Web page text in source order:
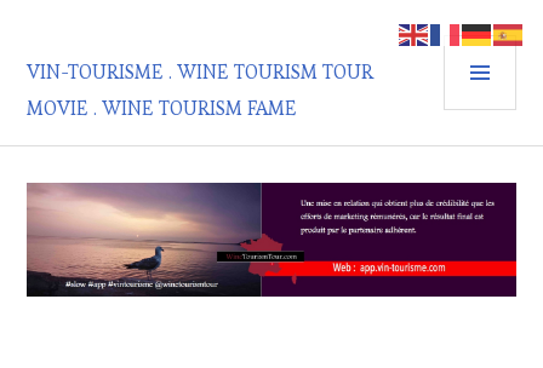
contenu
principal
VIN-TOURISME . WINE TOURISM TOUR
MOVIE . WINE TOURISM FAME